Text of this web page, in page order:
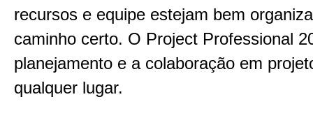
recursos e equipe estejam bem
caminho certo. O Project Professional
planejamento e a colaboração em
qualquer lugar.